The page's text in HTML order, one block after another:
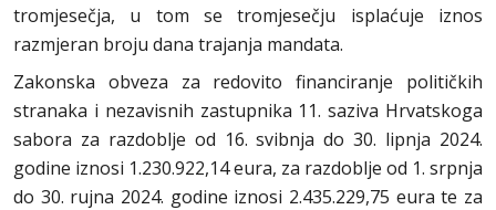
tromjesečja, u tom se tromjesečju isplaćuje iznos
razmjeran broju dana trajanja mandata.
Zakonska obveza za redovito financiranje političkih
stranaka i nezavisnih zastupnika 11. saziva Hrvatskoga
sabora za razdoblje od 16. svibnja do 30. lipnja 2024.
godine iznosi 1.230.922,14 eura, za razdoblje od 1. srpnja
do 30. rujna 2024. godine iznosi 2.435.229,75 eura te za